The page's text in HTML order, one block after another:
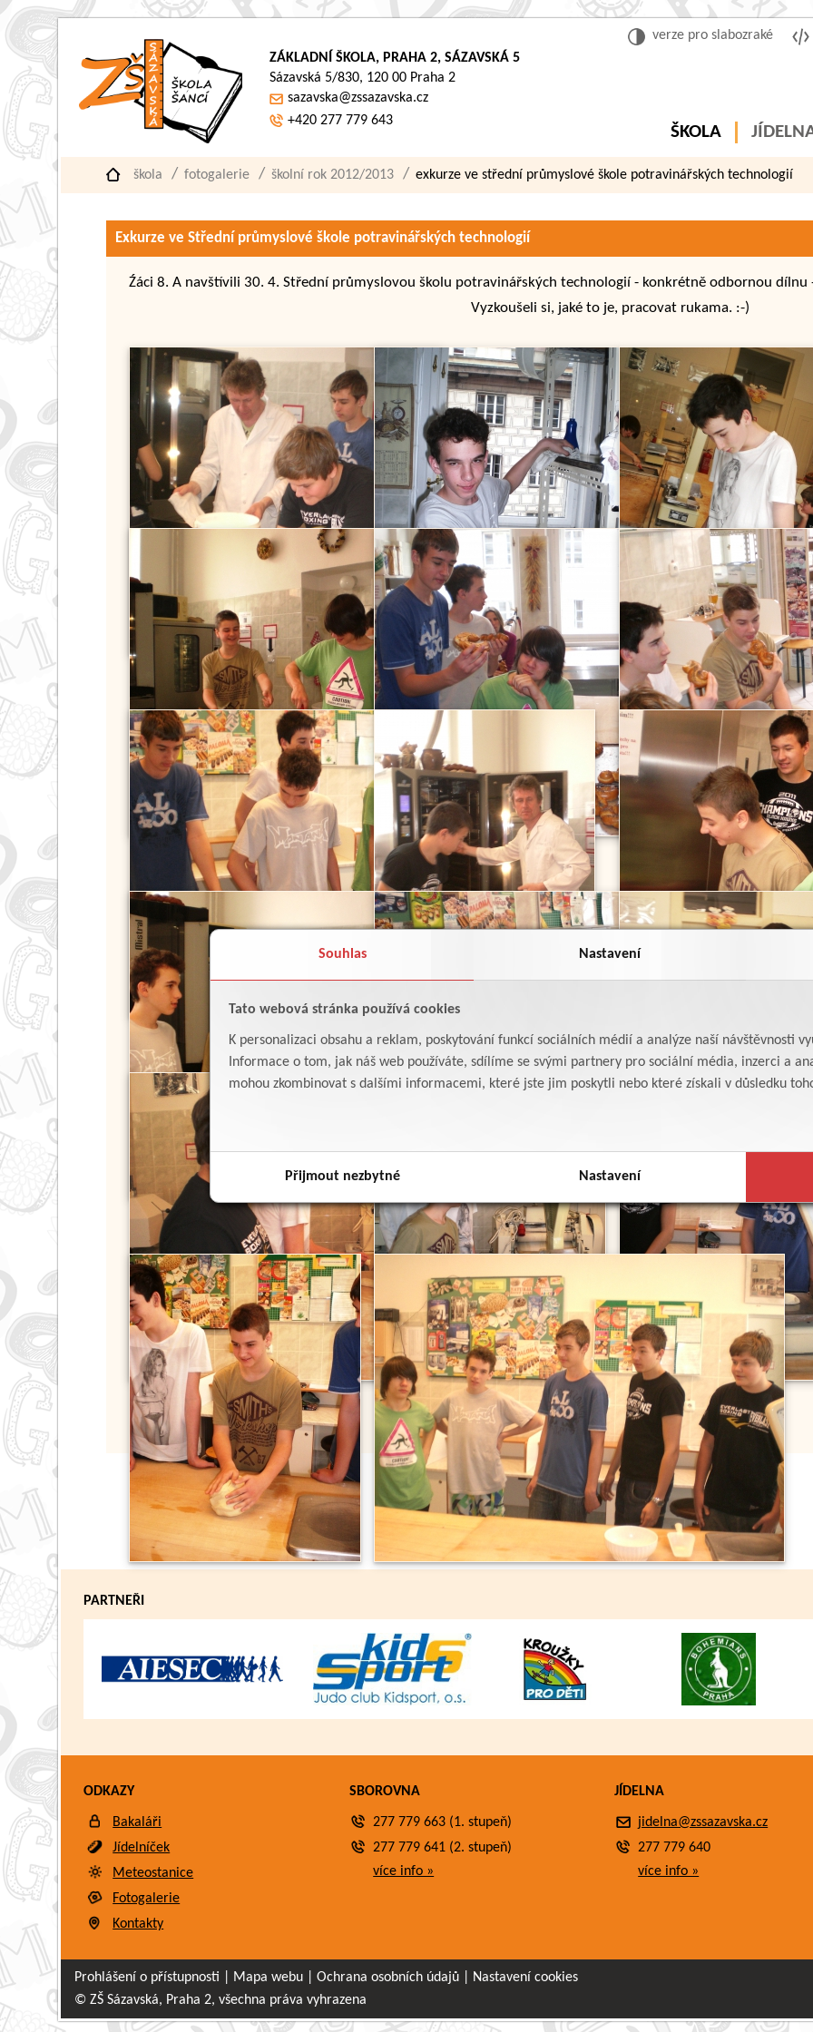
Souhlas Nastavení
Tato webová stránka používá cookies
K personalizaci obsahu a reklam, poskytování funkcí sociálních médií a analýze naší návštěvnosti
Informace o tom, jak náš web používáte, sdílíme se svými partnery pro sociální média, inzerci a
mohou zkombinovat s dalšími informacemi, které jste jim poskytli nebo které získali v důsledku
Přijmout nezbytné Nastavení
verze pro slabozraké
ZÁKLADNÍ ŠKOLA, PRAHA 2, SÁZAVSKÁ 5
Sázavská 5/830, 120 00 Praha 2
sazavska@zssazavska.cz
+420 277 779 643
ŠKOLA
škola fotogalerie školní rok 2012/2013 exkurze ve střední průmyslové škole potravinářských technologií
Exkurze ve Střední průmyslové škole potravinářských technologií
Źáci 8. A navštívili 30. 4. Střední průmyslovou školu potravinářských technologií - konkrétně odbornou dílnu
Vyzkoušeli si, jaké to je, pracovat rukama. :-)
PARTNEŘI
ODKAZY
Bakaláři
Jídelníček
Meteostanice
Fotogalerie
Kontakty
SBOROVNA
277 779 663 (1. stupeň)
277 779 641 (2. stupeň)
více info »
JÍDELNA
jidelna@zssazavska.cz
277 779 640
více info »
Prohlášení o přístupnosti Mapa webu |Ochrana osobních údajů
Nastavení cookies
© ZŠ Sázavská, Praha 2, všechna práva vyhrazena